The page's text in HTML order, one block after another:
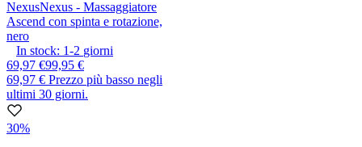
NexusNexus - Massaggiatore
Ascend con spinta e rotazione,
nero
In stock: 1-2 giorni
69,97 €99,95 €
69,97 € Prezzo più basso negli
ultimi 30 giorni.
30%